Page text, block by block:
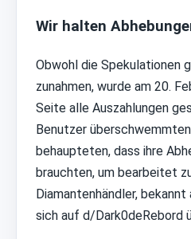
Wir halten
Obwohl die Spekulationen
zunahmen, wurde am 20.
Seite alle Auszahlungen
Benutzer
behaupteten, dass ihre
brauchten, um bearbeitet
Diamantenhändler,
sich auf d/Dark0deRebord